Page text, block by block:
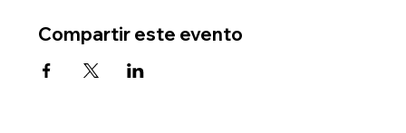
Compartir este evento